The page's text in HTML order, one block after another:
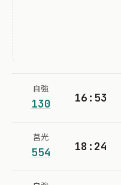
自強
130 16:53
莒光
554 18:24